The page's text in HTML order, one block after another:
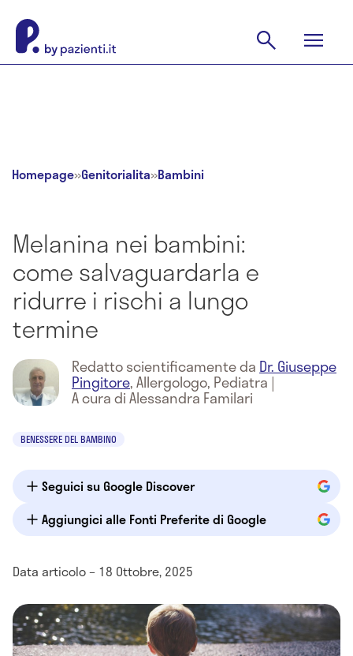
Homepage»Genitorialita»Bambini
Melanina nei bambini:
come salvaguardarla e
ridurre i rischi a lungo
termine
Redatto scientificamente da Dr. Giuseppe
Pingitore,Allergologo, Pediatra |
A cura di Alessandra Familari
BENESSERE DEL BAMBINO
Seguici su Google Discover
Aggiungici alle Fonti Preferite di Google
Data articolo – 18 Ottobre, 2025